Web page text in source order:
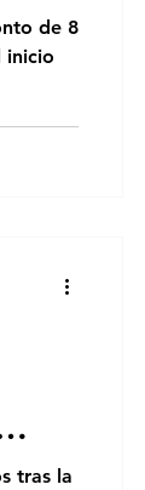
de 8
inicio
tras la